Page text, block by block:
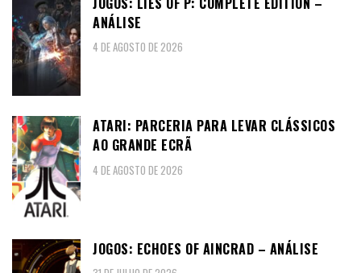
ANÁLISE
4 DE AGOSTO DE 2026
ATARI: PARCERIA PARA LEVAR CLÁSSICOS
AO GRANDE ECRÃ
4 DE AGOSTO DE 2026
JOGOS: ECHOES OF AINCRAD – ANÁLISE